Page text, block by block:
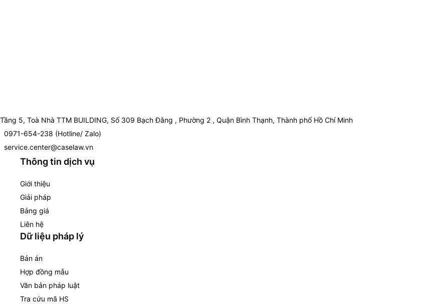
Tầng 5, Toà Nhà TTM BUILDING, Số 309 Bạch Đằng , Phường 2 , Quận Bình Thạnh, Thành phố Hồ Chí Minh
0971-654-238 (Hotline/ Zalo)
service.center@caselaw.vn
Thông tin dịch vụ
Giới thiệu
Giải pháp
Bảng giá
Liên hệ
Dữ liệu pháp lý
Bản án
Hợp đồng mẫu
Văn bản pháp luật
Tra cứu mã HS